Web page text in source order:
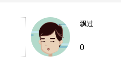
飘过
0